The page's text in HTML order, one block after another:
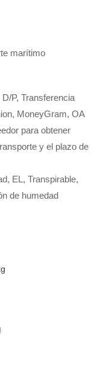
marítimo
P, Transferencia
MoneyGram, OA
para obtener
y el plazo de
EL, Transpirable,
de humedad